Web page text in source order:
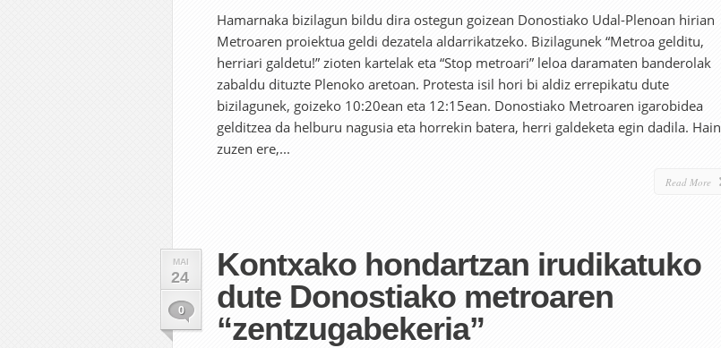
Hamarnaka bizilagun bildu dira ostegun goizean Donostiako Udal-Plenoan hirian
Metroaren proiektua geldi dezatela aldarrikatzeko. Bizilagunek “Metroa gelditu,
herriari galdetu!” zioten kartelak eta “Stop metroari” leloa daramaten banderolak
zabaldu dituzte Plenoko aretoan. Protesta isil hori bi aldiz errepikatu dute
bizilagunek, goizeko 10:20ean eta 12:15ean. Donostiako Metroaren igarobidea
gelditzea da helburu nagusia eta horrekin batera, herri galdeketa egin dadila. Hain
zuzen ere,...
Read More
MAI
24
0
Kontxako hondartzan irudikatuko
dute Donostiako metroaren
“zentzugabekeria”